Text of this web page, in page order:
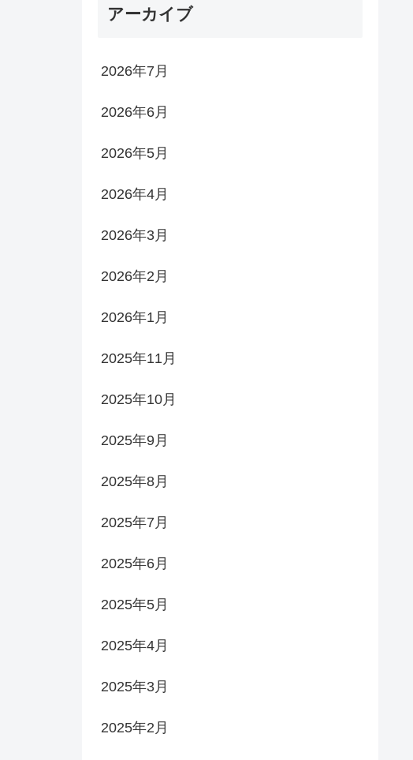
アーカイブ
2026年7月
2026年6月
2026年5月
2026年4月
2026年3月
2026年2月
2026年1月
2025年11月
2025年10月
2025年9月
2025年8月
2025年7月
2025年6月
2025年5月
2025年4月
2025年3月
2025年2月